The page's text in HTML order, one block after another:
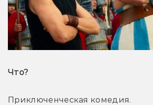
Что?
Приключенческая комедия.